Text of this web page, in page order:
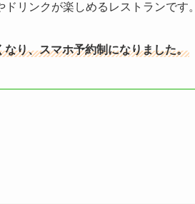
リンクが楽しめるレストランです。
なり、スマホ予約制になりました。